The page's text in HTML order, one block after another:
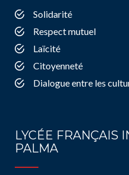
Solidarité
Respect mutuel
Laïcité
Citoyenneté
Dialogue entre les
LYCÉE FRANÇAIS
PALMA